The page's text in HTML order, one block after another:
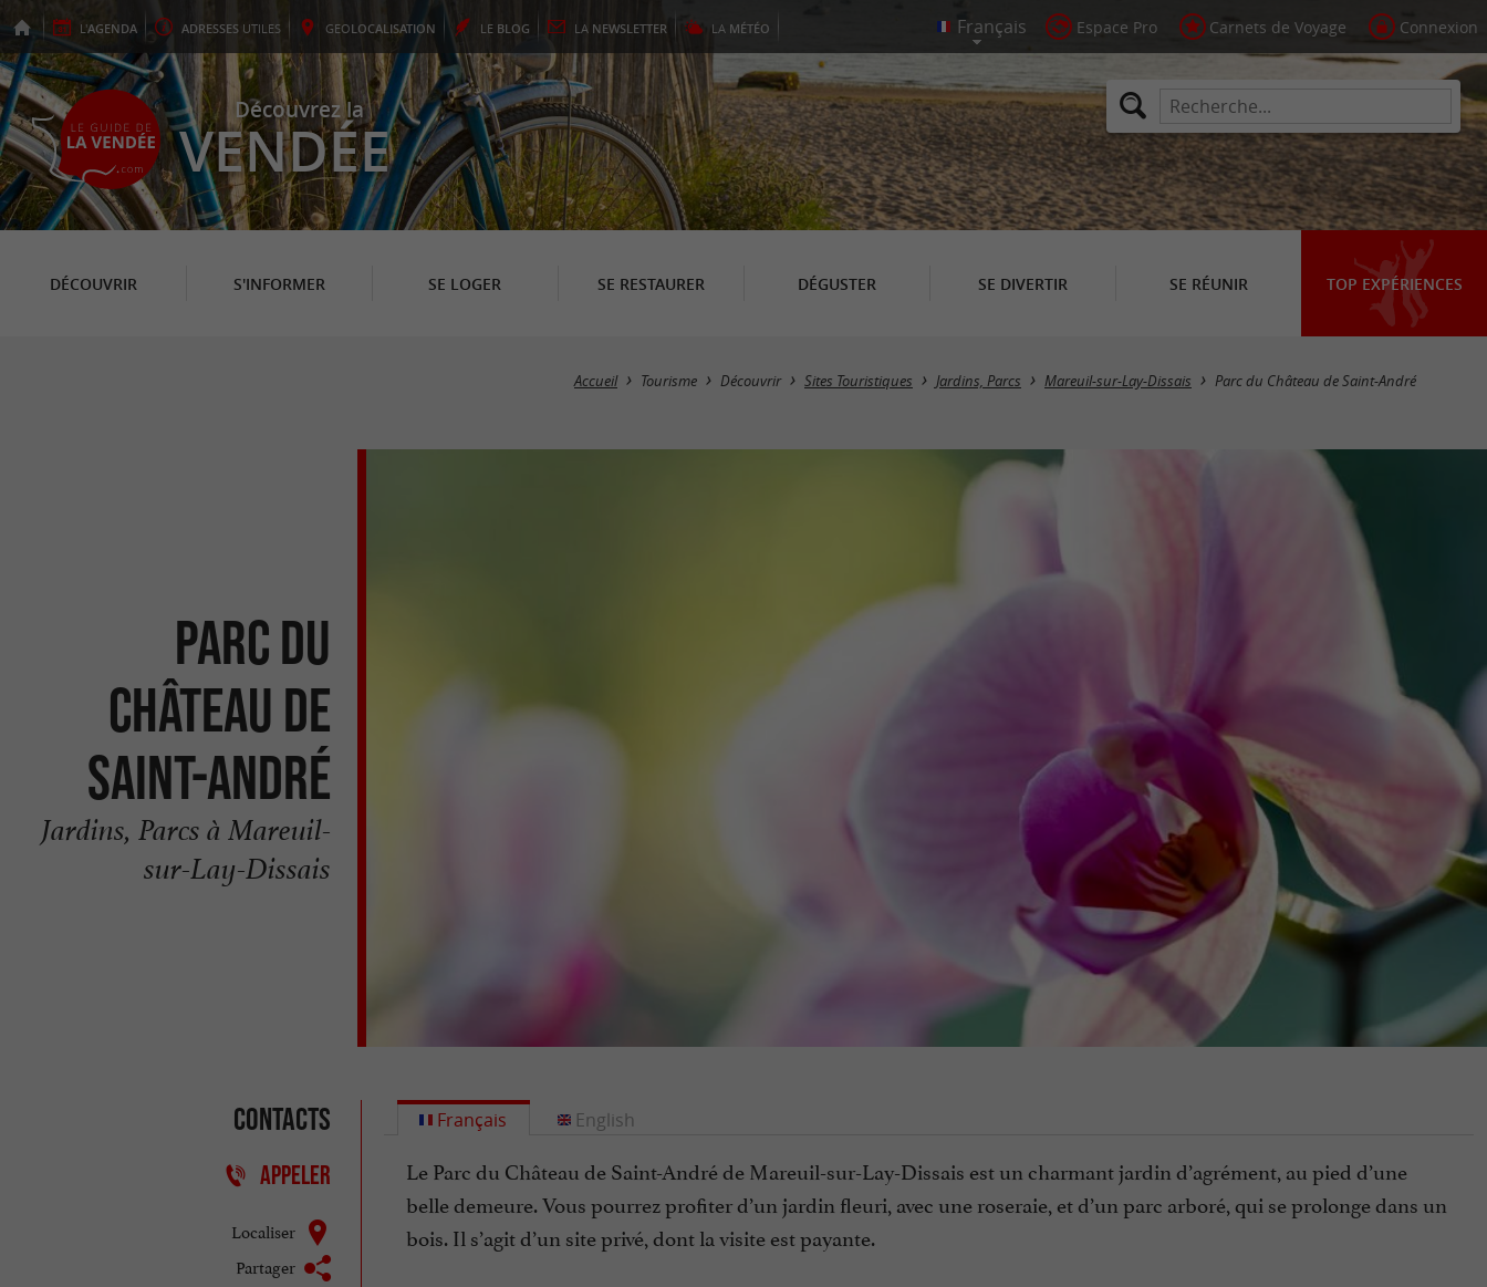
L'AGENDA ADRESSES UTILES GEOLOCALISATION LE BLOG LA NEWSLETTER LA MÉTÉO Espace Pro Carnets de Voyage Connexion
Découvrez la
VENDÉE
DÉCOUVRIR S'INFORMER SE LOGER SE RESTAURER DÉGUSTER SE DIVERTIR SE RÉUNIR TOP EXPÉRIENCES
Accueil Tourisme Découvrir Sites Touristiques Jardins, Parcs Mareuil-sur-Lay-Dissais Parc du Château de Saint-André
Parc du
Château de
Saint-André
Jardins, Parcs à Mareuil-
sur-Lay-Dissais
Contacts
APPELER
Localiser
Partager
Français
Le Parc du Château de Saint-André de Mareuil-sur-Lay-Dissais est un charmant jardin d’agrément, au pied d’une
belle demeure. Vous pourrez profiter d’un jardin fleuri, avec une roseraie, et d’un parc arboré, qui se prolonge dans un
bois. Il s’agit d’un site privé, dont la visite est payante.
English